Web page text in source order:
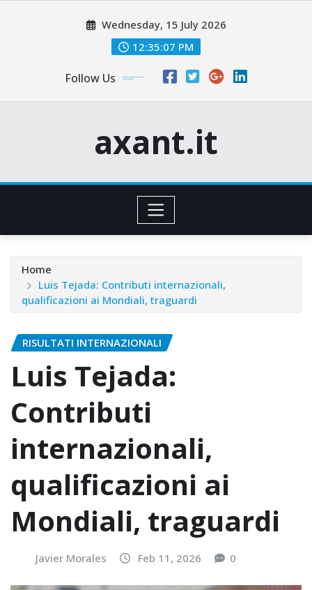
Wednesday, 15 July 2026
12:35:08 PM
Follow Us
axant.it
Home
Luis Tejada: Contributi internazionali,
qualificazioni ai Mondiali, traguardi
RISULTATI INTERNAZIONALI
Luis Tejada:
Contributi
internazionali,
qualificazioni ai
Mondiali, traguardi
Javier Morales Feb 11, 2026 0